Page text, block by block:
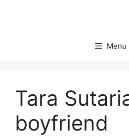
Menu
Tara
boyfriend